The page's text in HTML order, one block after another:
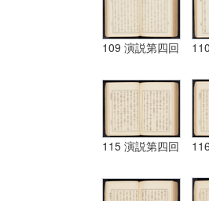
109 演説第四回
115 演説第四回